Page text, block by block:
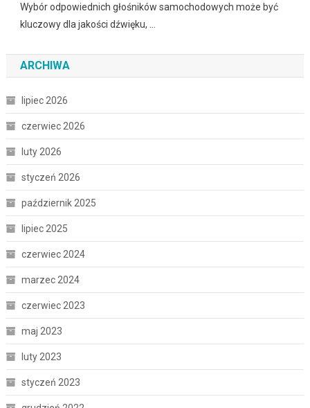
Wybór odpowiednich głośników samochodowych może być
kluczowy dla jakości dźwięku, …
ARCHIWA
lipiec 2026
czerwiec 2026
luty 2026
styczeń 2026
październik 2025
lipiec 2025
czerwiec 2024
marzec 2024
czerwiec 2023
maj 2023
luty 2023
styczeń 2023